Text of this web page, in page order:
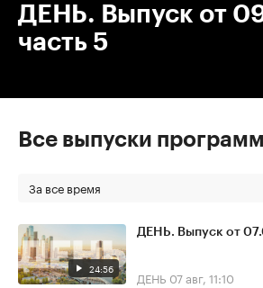
ДЕНЬ. Выпуск от
часть 5
Все выпуски
За все время
24:56
ДЕНЬ. Выпуск от
ДЕНЬ 07 авг, 11:10